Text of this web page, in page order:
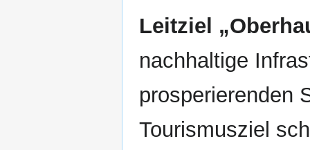
Leitziel
nachhaltige
prosperierenden
Tourismusziel